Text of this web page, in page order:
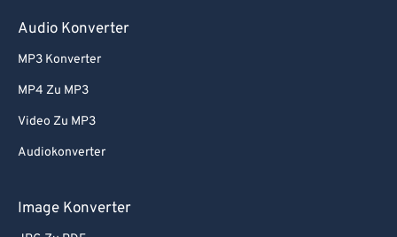
Audio Konverter
MP3 Konverter
MP4 Zu MP3
Video Zu MP3
Audiokonverter
Image Konverter